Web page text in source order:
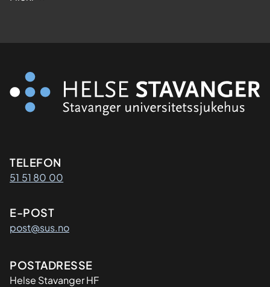
Kontaktinformasjon
TELEFON
51 51 80 00
E-POST
post@sus.no
Adresse
POSTADRESSE
Helse Stavanger HF